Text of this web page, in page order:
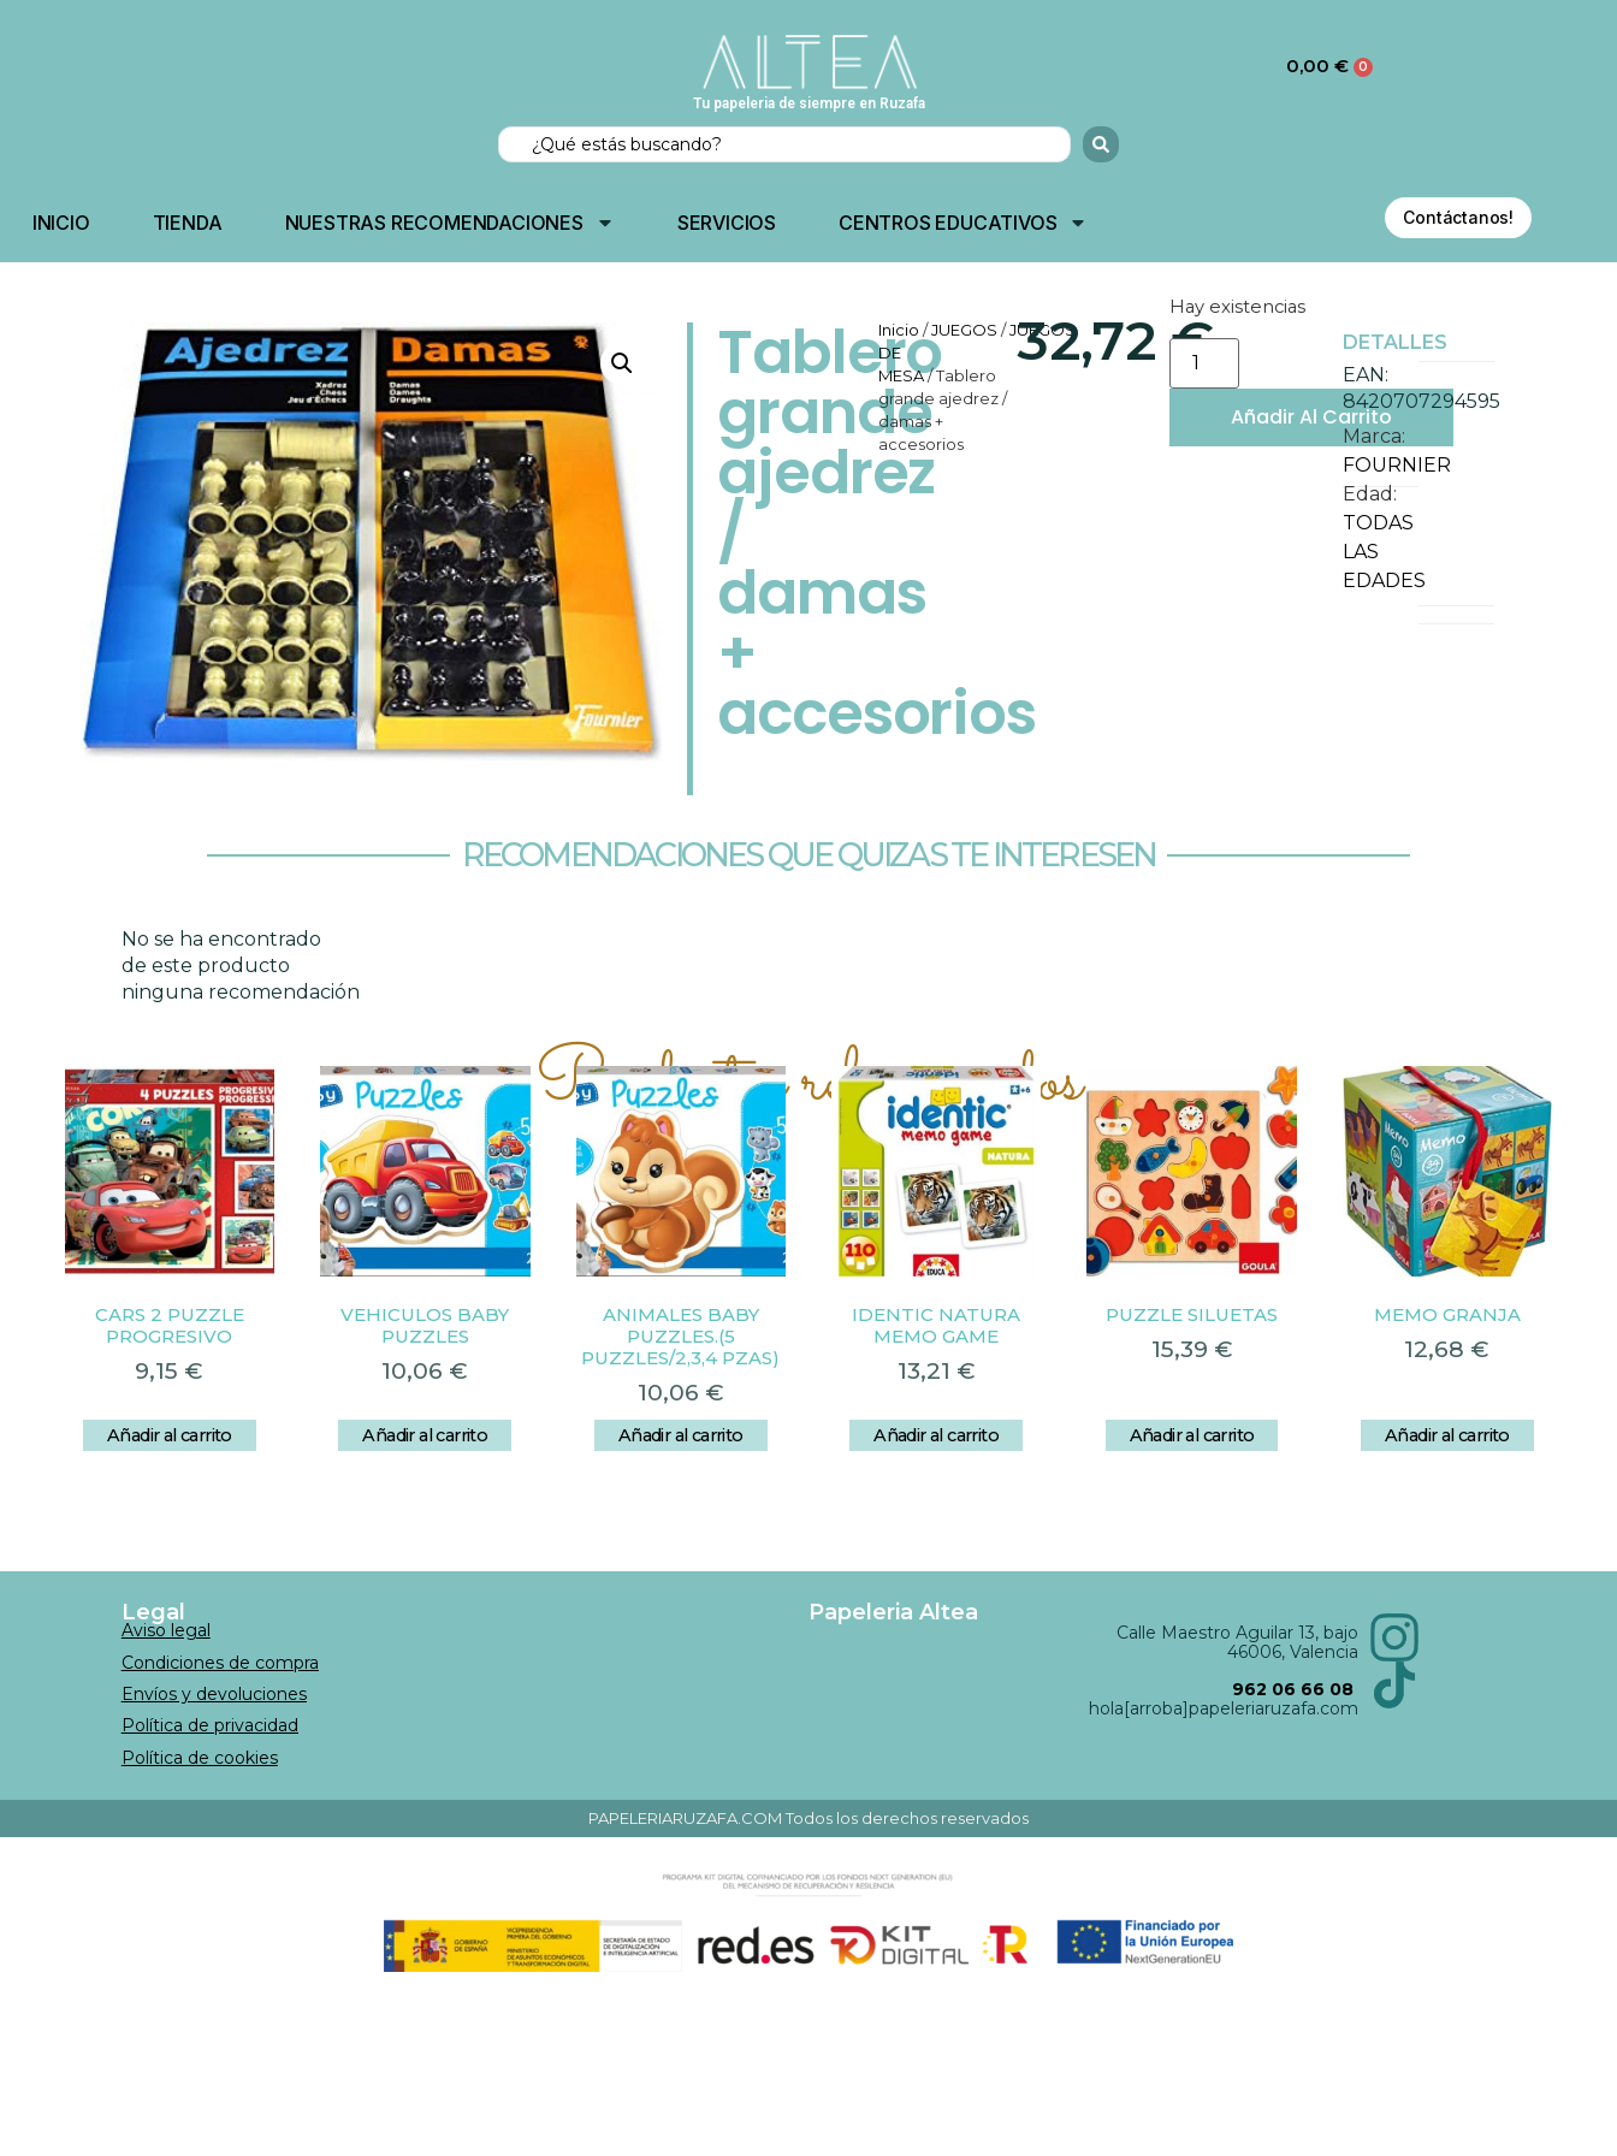
0,00 € 0
Tu papeleria de siempre en Ruzafa
INICIO TIENDA NUESTRAS RECOMENDACIONES SERVICIOS CENTROS EDUCATIVOS Contáctanos!
Tablero
grande
ajedrez
/
damas
+
accesorios
Inicio /JUEGOS /JUEGOS
DE
MESA/ Tablero
grande ajedrez /
damas +
accesorios
32,72€
Hay existencias
Añadir Al Carrito
DETALLES
EAN:
8420707294595
Marca:
FOURNIER
Edad:
TODAS
LAS
EDADES
RECOMENDACIONES QUE QUIZAS TE INTERESEN
No se ha encontrado
de este producto
ninguna recomendación
Productos relacionados
CARS 2 PUZZLE
PROGRESIVO
9,15 €
Añadir al carrito
VEHICULOS BABY
PUZZLES
10,06 €
Añadir al carrito
ANIMALES BABY
PUZZLES.(5
PUZZLES/2,3,4 PZAS)
10,06 €
Añadir al carrito
IDENTIC NATURA
MEMO GAME
13,21 €
Añadir al carrito
PUZZLE SILUETAS
15,39 €
Añadir al carrito
MEMO GRANJA
12,68 €
Añadir al carrito
Legal
Aviso legal
Condiciones de compra
Envíos y devoluciones
Política de privacidad
Política de cookies
Papeleria Altea
Calle Maestro Aguilar 13, bajo
46006, Valencia
962 06 66 08
hola[arroba]papeleriaruzafa.com
PAPELERIARUZAFA.COM Todos los derechos reservados